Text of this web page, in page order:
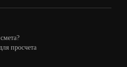
просчета